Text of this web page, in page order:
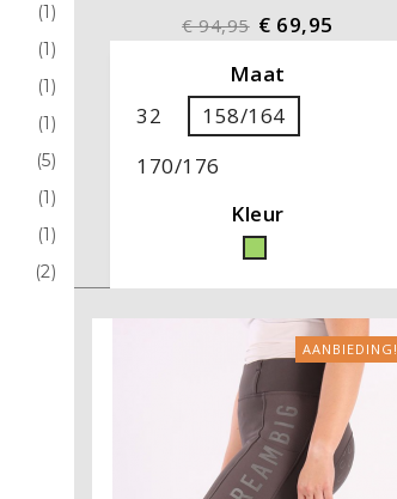
(1)
(1)
(1)
(1)
(5)
(1)
(1)
(2)
€ 94,95 € 69,95
Maat
32
158/164
170/176
Kleur
Groen
AANBIEDING!